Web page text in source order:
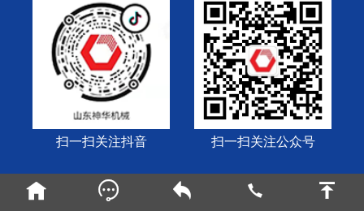
扫一扫关注抖音 扫一扫关注公众号
Copyright © 1994-至今 神华机械 - 皮带剥皮机生产制造厂家
    